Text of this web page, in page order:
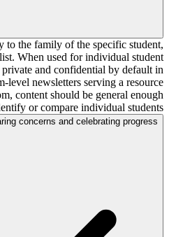
to the family of the specific student,
When used for individual student
and confidential by default in
level newsletters serving a resource
content should be general enough
or compare individual students.
concerns and celebrating progress?